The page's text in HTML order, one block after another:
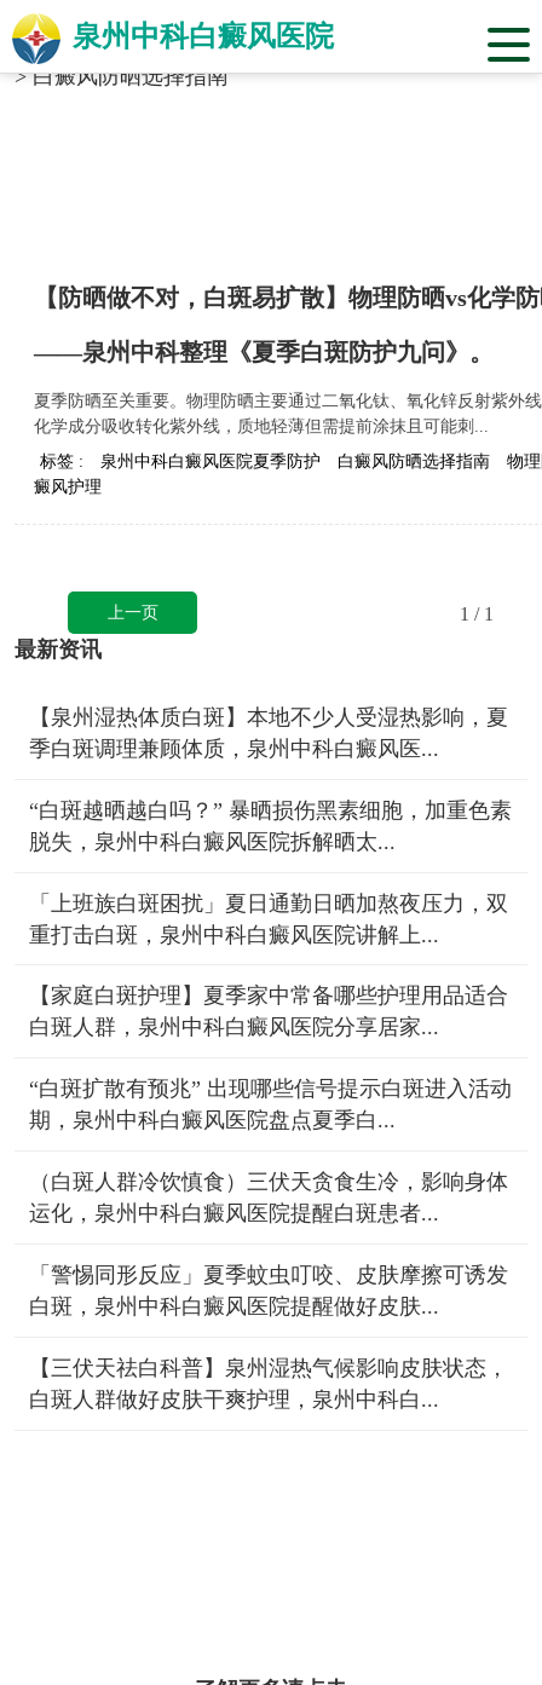
泉州中科白癜风医院
当前位置：福建省泉州市中科白癜风医院
标签合辑
>白癜风防晒选择指南
【防晒做不对，白斑易扩散】物理防晒vs化学
——泉州中科整理《夏季白斑防护九问》。
夏季防晒至关重要。物理防晒主要通过二氧化钛、氧化锌反射紫外
化学成分吸收转化紫外线，质地轻薄但需提前涂抹且可能刺...
标签 :
泉州中科白癜风医院夏季防护 白癜风防晒选择指南
物
癜风护理
上一页 1 / 1
最新资讯
【泉州湿热体质白斑】本地不少人受湿热影响，夏
季白斑调理兼顾体质，泉州中科白癜风医...
“白斑越晒越白吗？” 暴晒损伤黑素细胞，加重色素
脱失，泉州中科白癜风医院拆解晒太...
「上班族白斑困扰」夏日通勤日晒加熬夜压力，双
重打击白斑，泉州中科白癜风医院讲解上...
【家庭白斑护理】夏季家中常备哪些护理用品适合
白斑人群，泉州中科白癜风医院分享居家...
“白斑扩散有预兆” 出现哪些信号提示白斑进入活动
期，泉州中科白癜风医院盘点夏季白...
（白斑人群冷饮慎食）三伏天贪食生冷，影响身体
运化，泉州中科白癜风医院提醒白斑患者...
「警惕同形反应」夏季蚊虫叮咬、皮肤摩擦可诱发
白斑，泉州中科白癜风医院提醒做好皮肤...
【三伏天祛白科普】泉州湿热气候影响皮肤状态，
白斑人群做好皮肤干爽护理，泉州中科白...